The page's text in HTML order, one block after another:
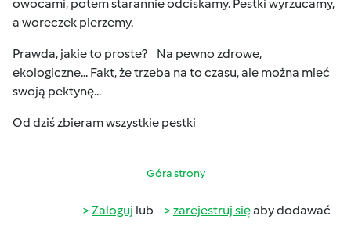
owocami, potem starannie odciskamy. Pestki wyrzucamy,
a woreczek pierzemy.
Prawda, jakie to proste?
Na pewno zdrowe,
ekologiczne... Fakt, że trzeba na to czasu, ale można mieć
swoją pektynę...
Od dziś zbieram wszystkie pestki
Góra strony
Zaloguj lub zarejestruj sięaby dodawać